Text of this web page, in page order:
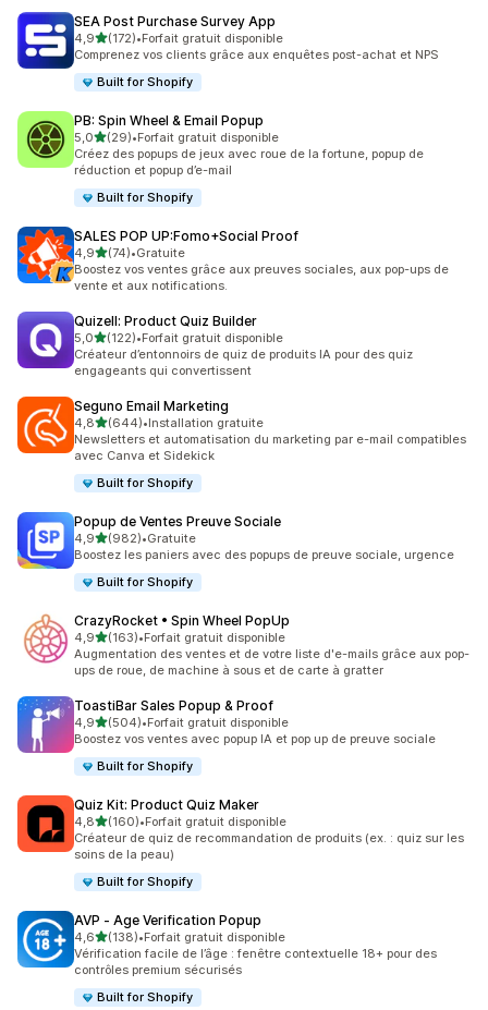
SEA Post Purchase Survey App
4,9étoile(s) sur 5
(172)
172 avis au total
•Forfait gratuit disponible
Comprenez vos clients grâce aux enquêtes post-achat et NPS
Built for Shopify
PB: Spin Wheel & Email Popup
5,0étoile(s) sur 5
(29)
29 avis au total
•Forfait gratuit disponible
Créez des popups de jeux avec roue de la fortune, popup de
réduction et popup d’e-mail
Built for Shopify
SALES POP UP:Fomo+Social Proof
4,9étoile(s) sur 5
(74)
74 avis au total
•Gratuite
Boostez vos ventes grâce aux preuves sociales, aux pop-ups de
vente et aux notifications.
Quizell: Product Quiz Builder
5,0étoile(s) sur 5
(122)
122 avis au total
•Forfait gratuit disponible
Créateur d’entonnoirs de quiz de produits IA pour des quiz
engageants qui convertissent
Seguno Email Marketing
4,8étoile(s) sur 5
(644)
644 avis au total
•Installation gratuite
Newsletters et automatisation du marketing par e-mail compatibles
avec Canva et Sidekick
Built for Shopify
Popup de Ventes Preuve Sociale
4,9étoile(s) sur 5
(982)
982 avis au total
•Gratuite
Boostez les paniers avec des popups de preuve sociale, urgence
Built for Shopify
CrazyRocket • Spin Wheel PopUp
4,9étoile(s) sur 5
(163)
163 avis au total
•Forfait gratuit disponible
Augmentation des ventes et de votre liste d'e-mails grâce aux pop-
ups de roue, de machine à sous et de carte à gratter
ToastiBar Sales Popup & Proof
4,9étoile(s) sur 5
(504)
504 avis au total
•Forfait gratuit disponible
Boostez vos ventes avec popup IA et pop up de preuve sociale
Built for Shopify
Quiz Kit: Product Quiz Maker
4,8étoile(s) sur 5
(160)
160 avis au total
•Forfait gratuit disponible
Créateur de quiz de recommandation de produits (ex. : quiz sur les
soins de la peau)
Built for Shopify
AVP ‑ Age Verification Popup
4,6étoile(s) sur 5
(138)
138 avis au total
•Forfait gratuit disponible
Vérification facile de l’âge : fenêtre contextuelle 18+ pour des
contrôles premium sécurisés
Built for Shopify